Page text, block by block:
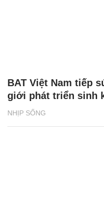
NHỊP SỐNG
BAT Việt Nam tiếp
giới phát triển sinh